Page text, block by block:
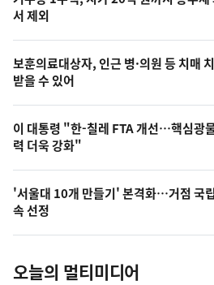
늘
의
영
상
오
늘
의
사
진
서 제외
보훈의료대상자, 인근 병·의원 등 치매
받을 수 있어
이 대통령 "한-칠레 FTA 개선…핵심광
력 더욱 강화"
'서울대 10개 만들기' 본격화…거점 국
속 선정
오늘의 멀티미디어